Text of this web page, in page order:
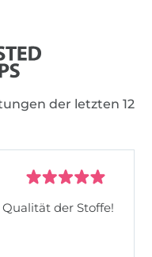
der letzten 12
der Stoffe!